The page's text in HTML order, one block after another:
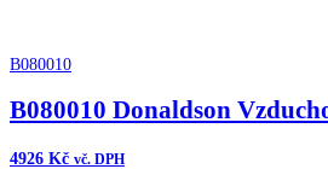
B080010
B080010 Donaldson
4926 Kč vč. DPH